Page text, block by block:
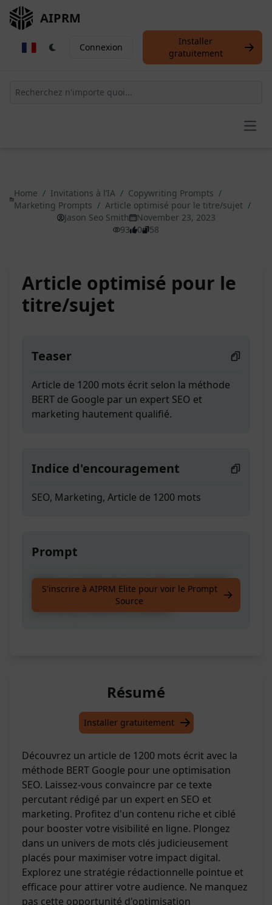
AIPRM
Connexion
Installer
gratuitement
Home / Invitations à l’IA / Copywriting Prompts /
Marketing Prompts / Article optimisé pour le titre/sujet /
Jason Seo Smith
November 23, 2023
93
0 58
Article optimisé pour le
titre/sujet
Teaser
Article de 1200 mots écrit selon la méthode
BERT de Google par un expert SEO et
marketing hautement qualifié.
Indice d'encouragement
SEO, Marketing, Article de 1200 mots
Prompt
Article de 1200 mots écrit selon la méthode
BERT de Google par un expert SEO et
marketing hautement qualifié.
S'inscrire à AIPRM Elite pour voir le Prompt
Source
Résumé
Installer gratuitement
Découvrez un article de 1200 mots écrit avec la
méthode BERT Google pour une optimisation
SEO. Laissez-vous convaincre par ce texte
percutant rédigé par un expert en SEO et
marketing. Profitez d'un contenu riche et ciblé
pour booster votre visibilité en ligne. Plongez
dans un univers de mots clés judicieusement
placés pour maximiser votre impact digital.
Explorez une stratégie rédactionnelle pointue et
efficace pour attirer votre audience. Ne manquez
pas cette opportunité d'optimisation